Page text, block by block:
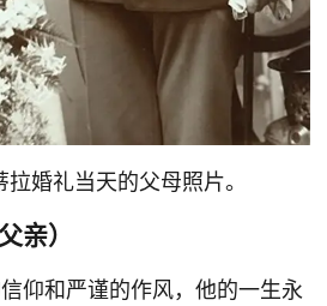
婚礼当天的父母照片。
亲）
仰和严谨的作风，他的一生永